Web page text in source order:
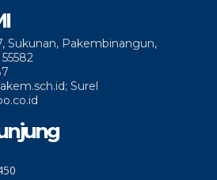
Sukunan, Pakembinangun,
Surel